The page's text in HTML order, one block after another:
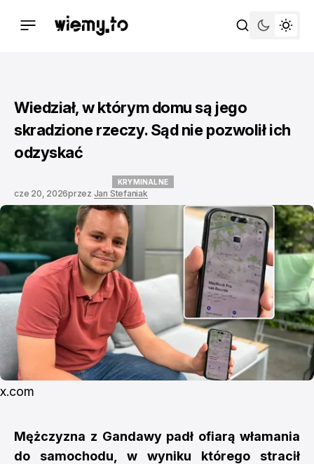
Wiedział, w którym domu są jego
skradzione rzeczy. Sąd nie pozwolił ich
odzyskać
KRYMINALNE
cze 20, 2026przez Jan Stefaniak
x.com
Mężczyzna z Gandawy padł ofiarą włamania
do samochodu, w wyniku którego stracił